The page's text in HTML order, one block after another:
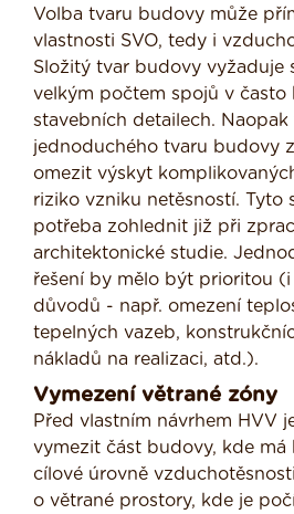
Volba tvaru budovy může
vlastnosti SVO, tedy i
Složitý tvar budovy vyžaduje
velkým počtem spojů v často
stavebních detailech. Naopak
jednoduchého tvaru budovy
omezit výskyt
riziko vzniku netěsností. Tyto
potřeba zohlednit již při
architektonické studie.
řešení by mělo být prioritou
důvodů - např. omezení
tepelných vazeb,
nákladů na realizaci, atd.).
Vymezení větrané zóny
Před vlastním návrhem HVV
vymezit část budovy, kde má
cílové úrovně
o větrané prostory, kde je